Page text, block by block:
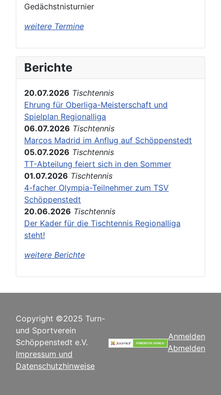
Gedächstnisturnier
weitere Termine
Berichte
20.07.2026 Tischtennis
Ehrung für Oberliga-Meisterschaft und
Spielplan Regionalliga
06.07.2026 Tischtennis
Marcos Madrid im Anflug auf Schöppenstedt
05.07.2026 Tischtennis
TT-Abteilung feiert sich in den Sommer
01.07.2026 Tischtennis
4-facher Olympia-Teilnehmer zum TSV
Schöppenstedt
20.06.2026 Tischtennis
Der Kader für die Tischtennis Regionalliga
steht!
weitere Berichte
Copyright ©2025 Turn-
und Sportverein
Schöppenstedt e.V.
Impressum und
Datenschutzhinweise
Anmelden
Abmelden